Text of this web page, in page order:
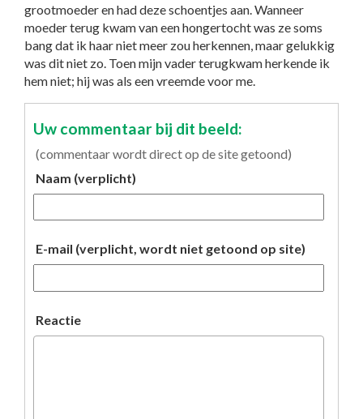
grootmoeder en had deze schoentjes aan. Wanneer
moeder terug kwam van een hongertocht was ze soms
bang dat ik haar niet meer zou herkennen, maar gelukkig
was dit niet zo. Toen mijn vader terugkwam herkende ik
hem niet; hij was als een vreemde voor me.
Uw commentaar bij dit beeld:
(commentaar wordt direct op de site getoond)
Naam (verplicht)
E-mail (verplicht, wordt niet getoond op site)
Reactie